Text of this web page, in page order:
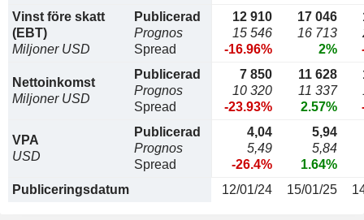
Vinst före skatt
(EBT)
Miljoner USD
Publicerad
Prognos
Spread
12 910
15 546
-16.96%
17 046
16 713
2%
Nettoinkomst
Miljoner USD
Publicerad
Prognos
Spread
7 850
10 320
-23.93%
11 628
11 337
2.57%
VPA
USD
Publicerad
Prognos
Spread
4,04
5,49
-26.4%
5,94
5,84
1.64%
Publiceringsdatum
12/01/24 15/01/25